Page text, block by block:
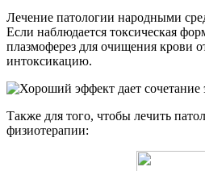
Лечение патологии народными
Если наблюдается токсическая
плазмоферез для очищения крови
интоксикацию.
Также для того, чтобы лечить
физиотерапии: